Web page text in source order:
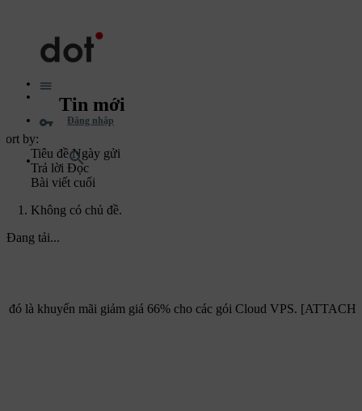
Đăng nhập
Tin mới
by:
Tiêu đề Ngày gửi
Trả lời Đọc
Bài viết cuối
Không có chủ đề.
Đang tải...
là khuyến mãi giảm giá 66% cho các gói Cloud VPS.